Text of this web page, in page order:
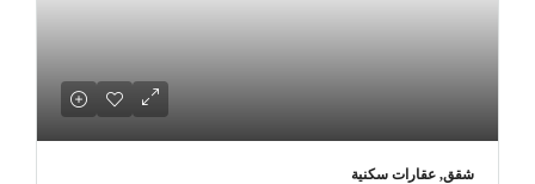
شقق, عقارات سكنية